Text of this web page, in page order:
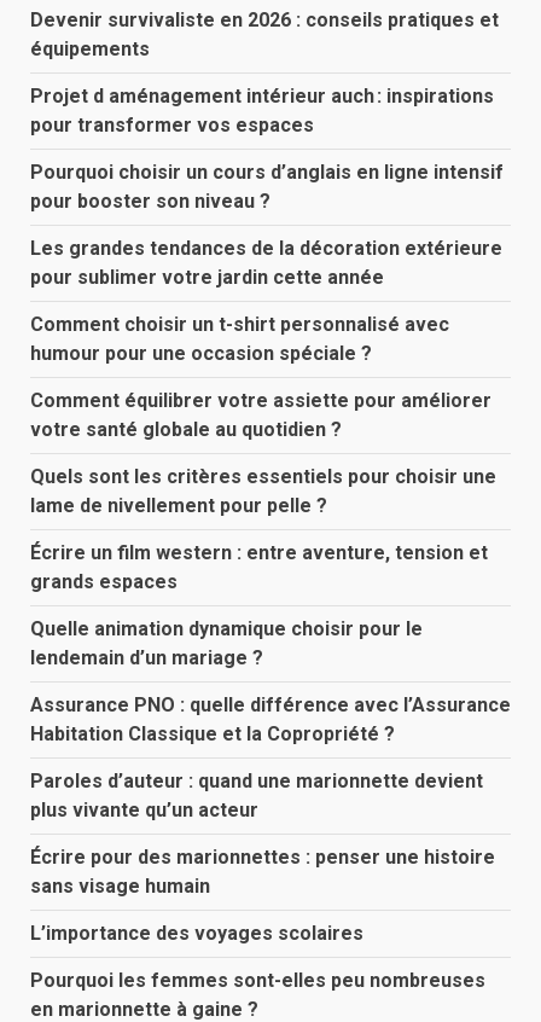
Devenir survivaliste en 2026 : conseils pratiques et
équipements
Projet d aménagement intérieur auch : inspirations
pour transformer vos espaces
Pourquoi choisir un cours d’anglais en ligne intensif
pour booster son niveau ?
Les grandes tendances de la décoration extérieure
pour sublimer votre jardin cette année
Comment choisir un t-shirt personnalisé avec
humour pour une occasion spéciale ?
Comment équilibrer votre assiette pour améliorer
votre santé globale au quotidien ?
Quels sont les critères essentiels pour choisir une
lame de nivellement pour pelle ?
Écrire un film western : entre aventure, tension et
grands espaces
Quelle animation dynamique choisir pour le
lendemain d’un mariage ?
Assurance PNO : quelle différence avec l’Assurance
Habitation Classique et la Copropriété ?
Paroles d’auteur : quand une marionnette devient
plus vivante qu’un acteur
Écrire pour des marionnettes : penser une histoire
sans visage humain
L’importance des voyages scolaires
Pourquoi les femmes sont-elles peu nombreuses
en marionnette à gaine ?